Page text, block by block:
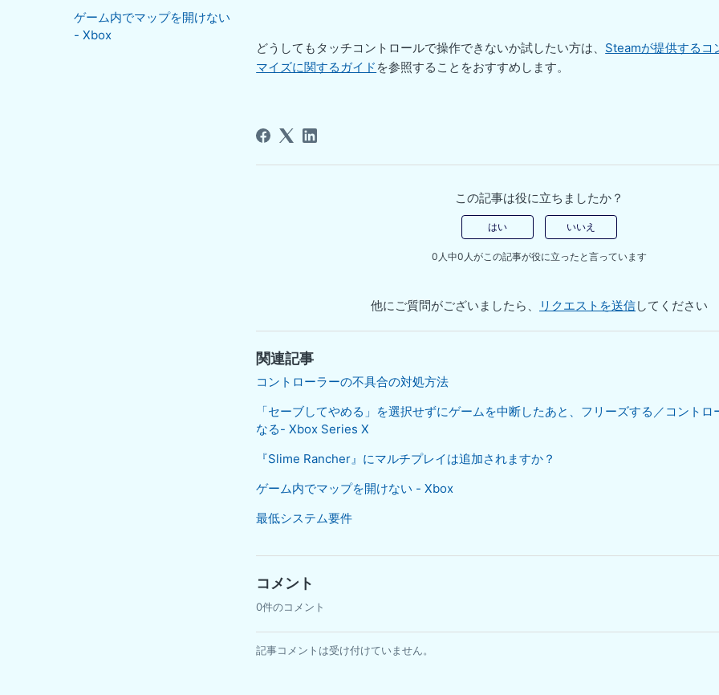
ゲーム内でマップを開けない
- Xbox
どうしてもタッチコントロールで操作できないか試したい方は、 Steamが提供するコ
マイズに関するガイド を参照することをおすすめします。
この記事は役に立ちましたか？
はい いいえ
0人中0人がこの記事が役に立ったと言っています
他にご質問がございましたら、 リクエストを送信してください
関連記事
コントローラーの不具合の対処方法
「セーブしてやめる」を選択せずにゲームを中断したあと、フリーズする／コントロ
なる- Xbox Series X
『Slime Rancher』にマルチプレイは追加されますか？
ゲーム内でマップを開けない - Xbox
最低システム要件
コメント
0件のコメント
記事コメントは受け付けていません。